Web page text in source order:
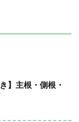
】主根・側根・